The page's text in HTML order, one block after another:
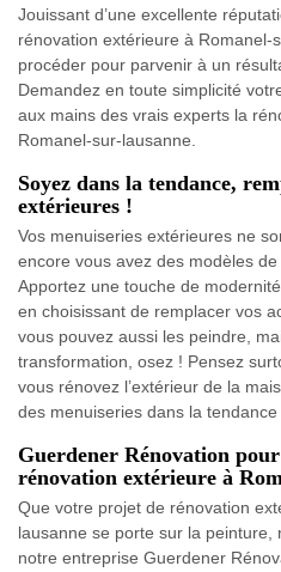
Jouissant d’une excellente
rénovation extérieure à
procéder pour parvenir à un
Demandez en toute simplicité
aux mains des vrais experts la
Romanel-sur-lausanne.
Soyez dans la tendance,
extérieures !
Vos menuiseries extérieures ne
encore vous avez des modèles
Apportez une touche de
en choisissant de remplacer vos
vous pouvez aussi les peindre,
transformation, osez ! Pensez
vous rénovez l’extérieur de la
des menuiseries dans la
Guerdener Rénovation
rénovation extérieure à
Que votre projet de rénovation
lausanne se porte sur la peinture,
notre entreprise Guerdener